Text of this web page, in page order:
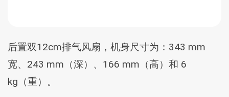
后置双12cm排气风扇，机身尺寸为：343 mm
宽、243 mm（深）、166 mm（高）和 6
kg（重）。